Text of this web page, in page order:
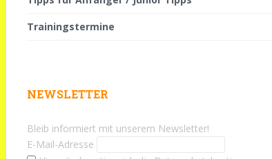
Trainingstermine
NEWSLETTER
Bleib informiert mit unserem Newsletter!
E-Mail-Adresse